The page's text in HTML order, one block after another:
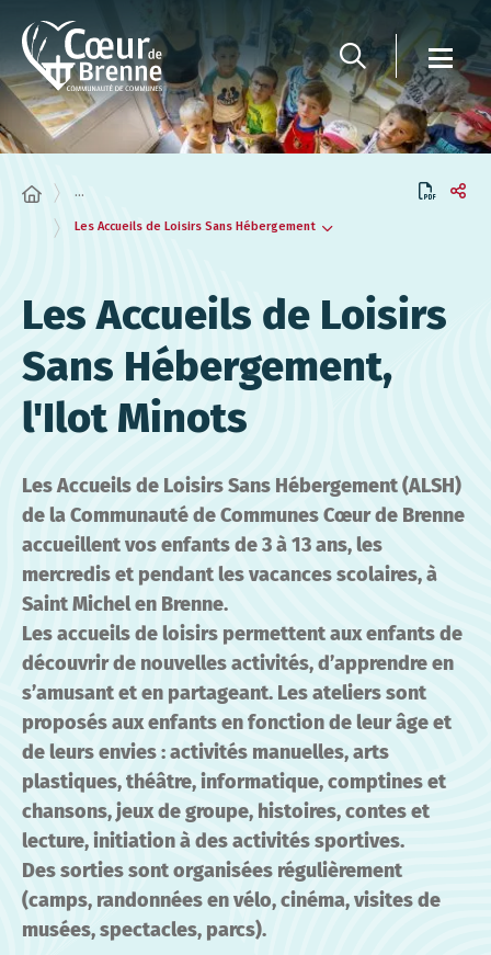
...
Les Accueils de Loisirs Sans Hébergement
Les Accueils de Loisirs
Sans Hébergement,
l'Ilot Minots
Les Accueils de Loisirs Sans Hébergement (ALSH)
de la Communauté de Communes Cœur de Brenne
accueillent vos enfants de 3 à 13 ans, les
mercredis et pendant les vacances scolaires, à
Saint Michel en Brenne.
Les accueils de loisirs permettent aux enfants de
découvrir de nouvelles activités, d’apprendre en
s’amusant et en partageant. Les ateliers sont
proposés aux enfants en fonction de leur âge et
de leurs envies : activités manuelles, arts
plastiques, théâtre, informatique, comptines et
chansons, jeux de groupe, histoires, contes et
lecture, initiation à des activités sportives.
Des sorties sont organisées régulièrement
(camps, randonnées en vélo, cinéma, visites de
musées, spectacles, parcs).